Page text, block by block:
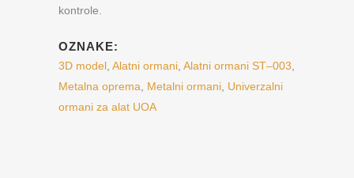
kontrole.
OZNAKE:
3D model, Alatni ormani, Alatni ormani ST–003,
Metalna oprema, Metalni ormani, Univerzalni
ormani za alat UOA